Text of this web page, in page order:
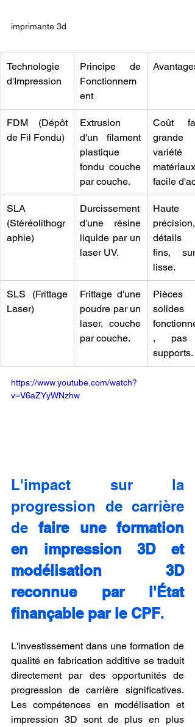
imprimante 3d
Technologie
d'Impression
Principe de
Fonctionnem
ent
Avantages
FDM (Dépôt
de Fil Fondu)
Extrusion
d'un filament
plastique
fondu couche
par couche.
Coût
grande
variété
matériaux,
facile
SLA
(Stéréolithogr
aphie)
Durcissement
d'une résine
liquide par un
laser UV.
Haute
précision,
détails
fins,
lisse.
SLS (Frittage
Laser)
Frittage d'une
poudre par un
laser, couche
par couche.
Pièces
, pas
supports.
https://www.youtube.com/watch?
v=V6aZYyWNzhw
L'impact sur la
progression de carrière
de faire une formation
en impression 3D et
modélisation 3D
reconnue par l'État
finançable par le CPF.
L'investissement dans une formation de
qualité en fabrication additive se traduit
directement par des opportunités de
progression de carrière significatives.
Les compétences en modélisation et
impression 3D sont de plus en plus